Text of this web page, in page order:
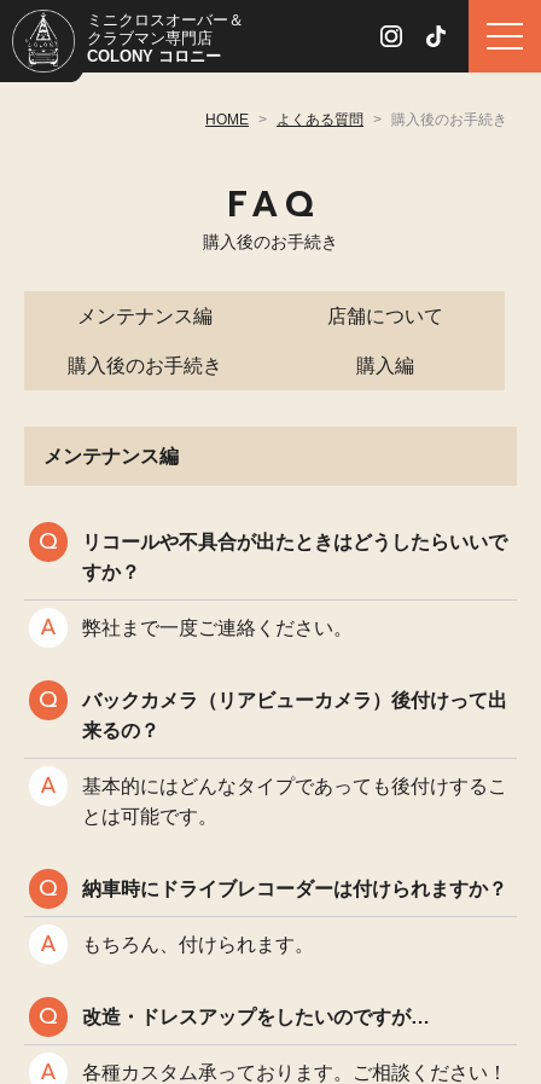
ミニクロスオーバー＆
クラブマン専門店
COLONY コロニー
HOME > よくある質問 > 購入後のお手続き
FAQ
購入後のお手続き
メンテナンス編 店舗について
購入後のお手続き 購入編
メンテナンス編
リコールや不具合が出たときはどうしたらいいで
すか？
弊社まで一度ご連絡ください。
バックカメラ（リアビューカメラ）後付けって出
来るの？
基本的にはどんなタイプであっても後付けするこ
とは可能です。
納車時にドライブレコーダーは付けられますか？
もちろん、付けられます。
改造・ドレスアップをしたいのですが…
各種カスタム承っております。ご相談ください！